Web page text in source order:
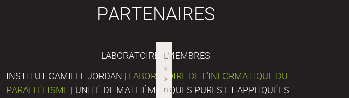
PARTENAIRES
LABORATOIRES MEMBRES
INSTITUT CAMILLE JORDAN | LABORATOIRE DE L’INFORMATIQUE DU
PARALLÉLISME | UNITÉ DE MATHÉMATIQUES PURES ET APPLIQUÉES